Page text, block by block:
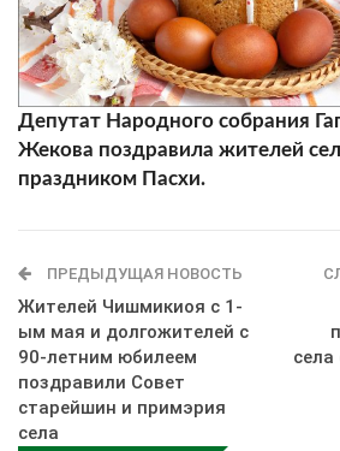
Депутат Народного собрания
Жекова поздравила жителей
праздником Пасхи.
ПРЕДЫДУЩАЯ НОВОСТЬ
Жителей Чишмикиоя с 1-
ым мая и долгожителей с
90-летним юбилеем
поздравили Совет
старейшин и примэрия
села